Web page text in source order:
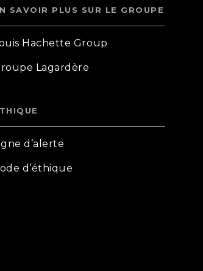
SAVOIR PLUS SUR LE GROUPE
Hachette Group
Lagardère
d’alerte
d’éthique